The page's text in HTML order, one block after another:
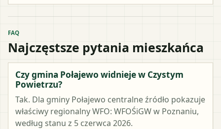
FAQ
Najczęstsze pytania mieszkańca
Czy gmina Połajewo widnieje w Czystym
Powietrzu?
Tak. Dla gminy Połajewo centralne źródło pokazuje
właściwy regionalny WFO: WFOŚiGW w Poznaniu,
według stanu z 5 czerwca 2026.